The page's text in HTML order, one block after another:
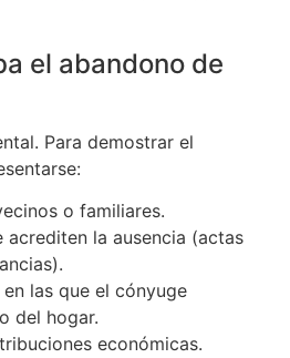
el abandono de
Para demostrar el
o familiares.
acrediten la ausencia (actas
las que el cónyuge
del hogar.
económicas.